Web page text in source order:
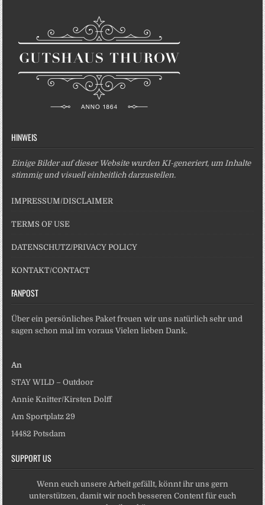
HINWEIS
Einige Bilder auf dieser Website wurden KI-generiert, um Inhalte
stimmig und visuell einheitlich darzustellen.
IMPRESSUM/DISCLAIMER
TERMS OF USE
DATENSCHUTZ/PRIVACY POLICY
KONTAKT/CONTACT
FANPOST
Über ein persönliches Paket freuen wir uns natürlich sehr und
sagen schon mal im voraus Vielen lieben Dank.
An
STAY WILD – Outdoor
Annie Knitter/Kirsten Dolff
Am Sportplatz 29
14482 Potsdam
SUPPORT US
Wenn euch unsere Arbeit gefällt, könnt ihr uns gern
unterstützen, damit wir noch besseren Content für euch